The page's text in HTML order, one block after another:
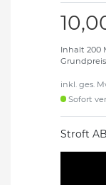
Inhalt 200
Grundpreis
inkl. ges.
Sofort
Stroft